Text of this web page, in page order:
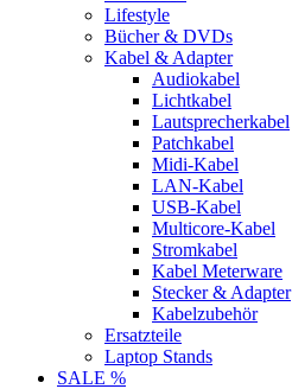
Lifestyle
Bücher & DVDs
Kabel & Adapter
Audiokabel
Lichtkabel
Lautsprecherkabel
Patchkabel
Midi-Kabel
LAN-Kabel
USB-Kabel
Multicore-Kabel
Stromkabel
Kabel Meterware
Stecker & Adapter
Kabelzubehör
Ersatzteile
Laptop Stands
SALE %